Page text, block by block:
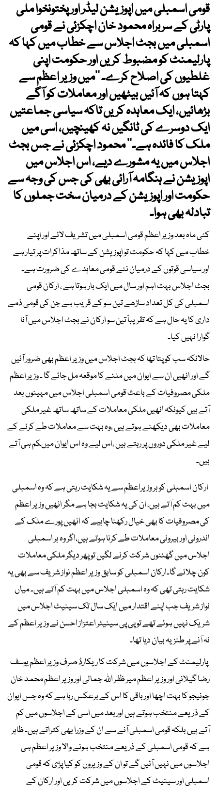
قومی اسمبلی میں اپوزیشن لیڈر اور پختونخوا ملی
پارٹی کے سربراہ محمود خان اچکزئی نے قومی
اسمبلی میں بجٹ اجلاس سے خطاب میں کہا کہ
پارلیمنٹ کو مضبوط کریں اور حکومت اپنی
غلطیوں کی اصلاح کرے۔ ’’میں وزیر اعظم سے
کہتا ہوں کہ آئیں بیٹھیں اور معاملات کو آگے
بڑھائیں، ایک معاہدہ کریں تاکہ سیاسی جماعتیں
ایک دوسرے کی ٹانگیں نہ کھینچیں، اسی میں
ملک کا فائدہ ہے۔‘‘ محمود اچکزئی نے جس بجٹ
اجلاس میں یہ مشورے دیے، اس اجلاس میں
اپوزیشن نے ہنگامہ آرائی بھی کی جس کی وجہ سے
حکومت اور اپوزیشن کے درمیان سخت جملوں کا
تبادلہ بھی ہوا۔
کئی ماہ بعد وزیر اعظم قومی اسمبلی میں تشریف لائے اور اپنے
خطاب میں کہا کہ حکومت تو اپوزیشن کے ساتھ مذاکرات پر تیار ہے
اور سیاسی قوتوں کے درمیان نئے قومی معاہدے کی ضرورت ہے۔
بجٹ اجلاس بہت اہم اور سال میں ایک بار ہوتا ہے ، ارکان قومی
اسمبلی کی کل تعداد ساڑھے تین سو کے قریب ہے جن کی قومی ذمے
داری کا یہ حال ہے کہ تقریباً تین سو ارکان نے بجٹ اجلاس میں آنا
گوارا نہیں کیا۔
حالانکہ سب کو پتا تھا کہ بجٹ اجلاس میں وزیر اعظم بھی ضرور آئیں
گے اور انھیں ان سے ایوان میں ملنے کا موقعہ مل جائے گا ۔ وزیر اعظم
ملکی مصروفیات کے باعث قومی اسمبلی اجلاس میں مہینوں بعد
آتے ہیں کیونکہ انھیں ملکی معاملات کے ساتھ ساتھ غیر ملکی
معاملات بھی دیکھنے ہوتے ہیں ،وہ بہت سے معاملات طے کرنے کے
لیے غیر ملکی دوروں پر رہتے ہیں ،اس لیے وہ اس ایوان میںکم ہی آتے
ہیں۔
ارکان اسمبلی کو ہر وزیراعظم سے یہ شکایت رہتی ہے کہ وہ اسمبلی
میں بہت کم آتے ہیں، ان کی یہ شکایت بجا ہے مگر انھیں وزیر اعظم
کی مصروفیات کا بھی خیال رکھنا چاہیے کہ انھیں پورے ملک کے
اندرونی اور بیرونی معاملات طے کرنا ہوتے ہیں،اگر وہ ہر اسمبلی
اجلاس میں گھنٹوں شرکت کرنے لگیں تو پھر دیگر ملکی معاملات
کون چلائے گا۔ارکان اسمبلی کو سابق وزیر اعظم نواز شریف سے بھی یہ
شکایت رہتی تھی کہ وہ اسمبلی اجلاس میں بہت کم آتے ہیں۔ میاں
نواز شریف جب اپنے اقتدار میں ایک سال تک سینیٹ اجلاس میں
شریک نہیں ہوئے تھے تو پی پی سینیٹر اعتزاز احسن نے وزیر اعظم کے
نہ آنے پر طنزیہ بیان دیا تھا۔
پارلیمنٹ کے اجلاسوں میں شرکت کا ریکارڈ صرف وزیر اعظم یوسف
رضا گیلانی اور وزیر اعظم میر ظفر اللہ جمالی اور وزیر اعظم محمد خان
جونیجو کا بہت اچھا اور باقی کا اس کے برعکس رہا ہے کہ وہ جس ایوان
کے ذریعے منتخب ہوتے ہیں اور بعد میں اسی کے اجلاسوں میں کم
آتے ہیں بلکہ قومی اسمبلی آنے سے ان کے وزرا بھی کتراتے ہیں۔ ظاہر
ہے کہ قومی اسمبلی کے ذریعے منتخب ہونے والا وزیر اعظم ہی
اجلاسوں میں نہیں آئیں گے تو ان کے وزیروں کو کیا پڑی کہ قومی
اسمبلی اور سینیٹ کے اجلاسوں میں شرکت کریں اور ارکان کے